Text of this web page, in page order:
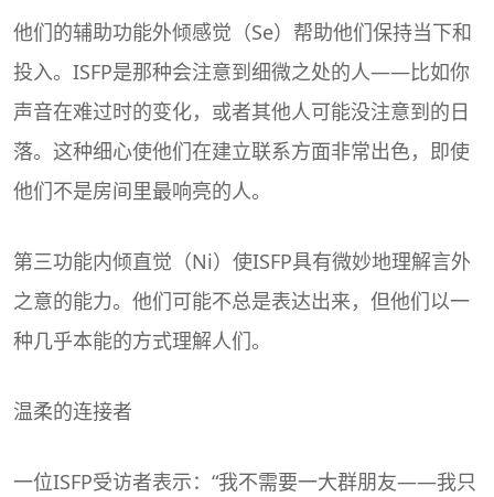
他们的辅助功能外倾感觉（Se）帮助他们保持当下和
投入。ISFP是那种会注意到细微之处的人——比如你
声音在难过时的变化，或者其他人可能没注意到的日
落。这种细心使他们在建立联系方面非常出色，即使
他们不是房间里最响亮的人。
第三功能内倾直觉（Ni）使ISFP具有微妙地理解言外
之意的能力。他们可能不总是表达出来，但他们以一
种几乎本能的方式理解人们。
温柔的连接者
一位ISFP受访者表示：“我不需要一大群朋友——我只